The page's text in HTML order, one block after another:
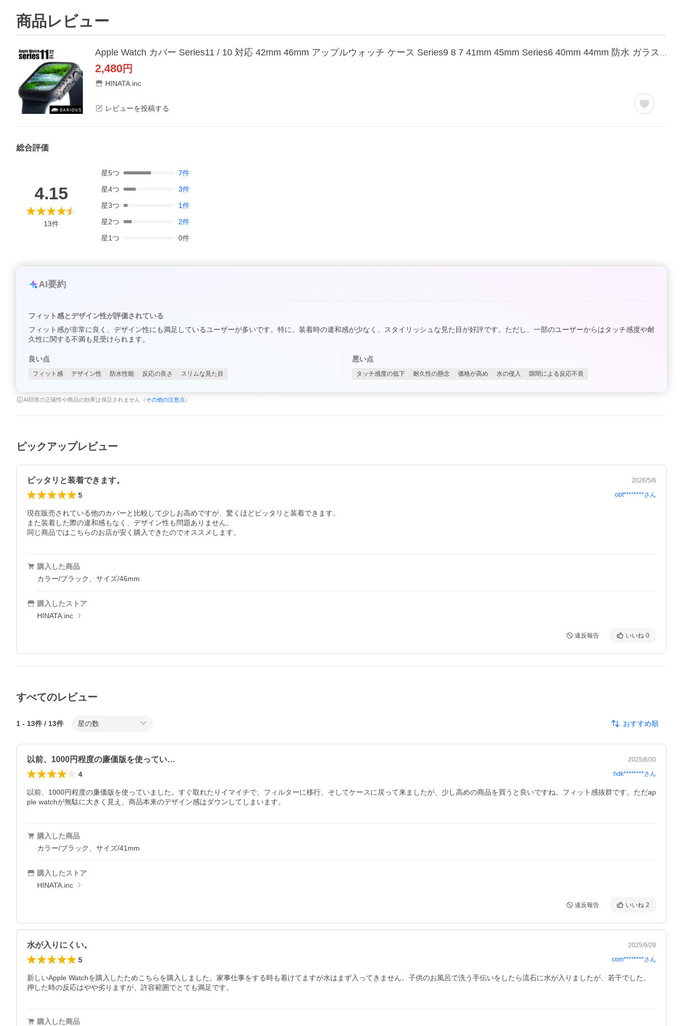
商品レビュー
2,480円
HINATA.inc
レビューを投稿する
総合評価
4.15
13件
星5つ 7件
星4つ 3件
星3つ 1件
星2つ 2件
星1つ 0件
AI要約
フィット感とデザイン性が評価されている
フィット感が非常に良く、デザイン性にも満足しているユーザーが多いです。特に、装着時の違和感が少なく、スタイリッシュな見た目が好評です。ただし、一部のユーザーからはタッチ感度や耐
久性に関する不満も見受けられます。
良い点
フィット感 デザイン性 防水性能 反応の良さ スリムな見た目
悪い点
タッチ感度の低下 耐久性の懸念 価格が高め 水の侵入 隙間による反応不良
AI回答の正確性や商品の効果は保証されません（ その他の注意点 ）
ピックアップレビュー
ピッタリと装着できます。 2026/5/6
5 obf********さん
現在販売されている他のカバーと比較して少しお高めですが、驚くほどピッタリと装着できます。
また装着した際の違和感もなく、デザイン性も問題ありません。
同じ商品ではこちらのお店が安く購入できたのでオススメします。
購入した商品
カラー/ブラック、サイズ/46mm
購入したストア
HINATA.inc
違反報告 いいね 0
すべてのレビュー
1 - 13件 / 13件 星の数 おすすめ順
以前、1000円程度の廉価版を使ってい… 2025/8/30
4 hdk********さん
以前、1000円程度の廉価版を使っていました。すぐ取れたりイマイチで、フィルターに移行、そしてケースに戻って来ましたが、少し高めの商品を買うと良いですね。フィット感抜群です。ただap
ple watchが無駄に大きく見え、商品本来のデザイン感はダウンしてしまいます。
購入した商品
カラー/ブラック、サイズ/41mm
購入したストア
HINATA.inc
違反報告 いいね 2
水が入りにくい。 2025/9/28
5 com********さん
新しいApple Watchを購入したためこちらを購入しました。家事仕事をする時も着けてますが水はまず入ってきません。子供のお風呂で洗う手伝いをしたら流石に水が入りましたが、若干でした。
押した時の反応はやや劣りますが、許容範囲でとても満足です。
購入した商品